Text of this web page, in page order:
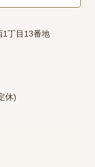
1丁目13番地
休)